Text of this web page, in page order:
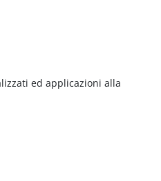
ed applicazioni alla